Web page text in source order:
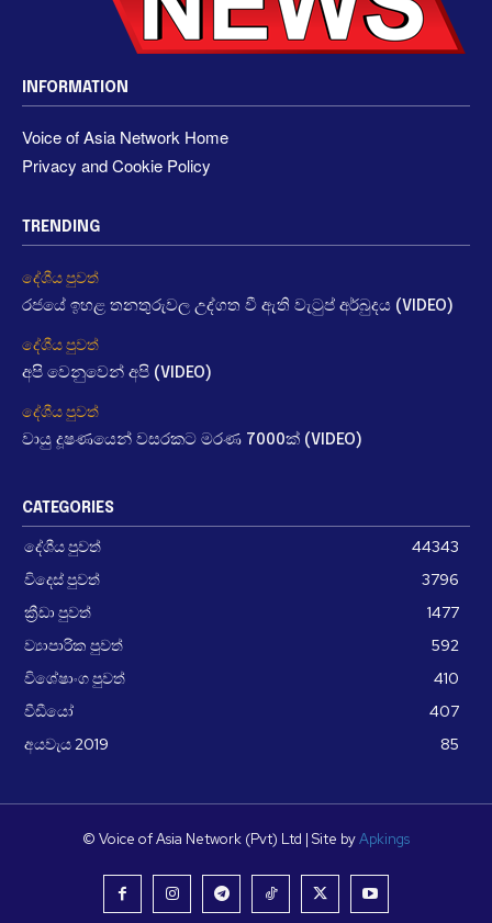
INFORMATION
Voice of Asia Network Home
Privacy and Cookie Policy
TRENDING
දේශීය පුවත්
රජයේ ඉහළ තනතුරුවල උද්ගත වී ඇති වැටුප් අර්බුදය (VIDEO)
දේශීය පුවත්
අපි වෙනුවෙන් අපි (VIDEO)
දේශීය පුවත්
වායු දූෂණයෙන් වසරකට මරණ 7000ක් (VIDEO)
CATEGORIES
දේශීය පුවත්
44343
විදෙස් පුවත්
3796
ක්‍රීඩා පුවත්
1477
ව්‍යාපාරික පුවත්
592
විශේෂාංග පුවත්
410
වීඩීයෝ
407
අයවැය 2019
85
© Voice of Asia Network (Pvt) Ltd | Site byApkings